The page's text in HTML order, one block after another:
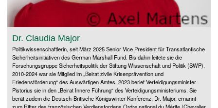
Dr. Claudia Major
Politikwissenschaftlerin, seit März 2025 Senior Vice President für Transatlantische
Sicherheitsinitiativen des German Marshall Fund. Bis dahin leitete sie die
Forschungsgruppe Sicherheitspolitik der Stiftung Wissenschaft und Politik (SWP).
2010-2024 war sie Mitglied im „Beirat zivile Krisenprävention und
Friedensförderung“ des Auswärtigen Amtes. 2023 berief Verteidigungsminister
Pistorius sie in den „Beirat Innere Führung“ des Verteidigungsministeriums. Sie
berät zudem die Deutsch-Britische Königswinter-Konferenz. Dr. Major, ernannt